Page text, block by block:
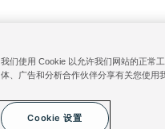
我们使用 Cookie 以允许我们网站的正常
体、广告和分析合作伙伴分享有关您使用
Cookie 设置